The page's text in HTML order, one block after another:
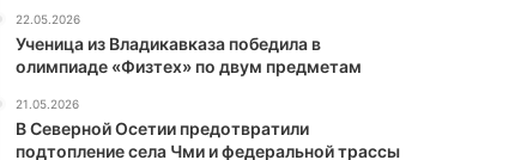
22.05.2026
Ученица из Владикавказа победила в
олимпиаде «Физтех» по двум предметам
21.05.2026
В Северной Осетии предотвратили
подтопление села Чми и федеральной трассы